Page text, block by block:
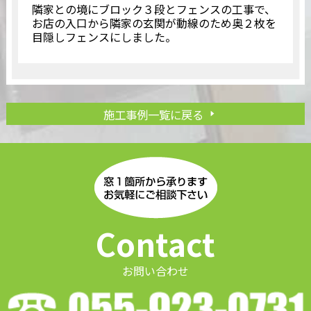
隣家との境にブロック３段とフェンスの工事で、
お店の入口から隣家の玄関が動線のため奥２枚を
目隠しフェンスにしました。
施工事例一覧に戻る
Contact
お問い合わせ